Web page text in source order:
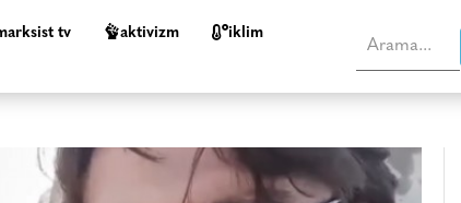
tv aktivizm i̇klim